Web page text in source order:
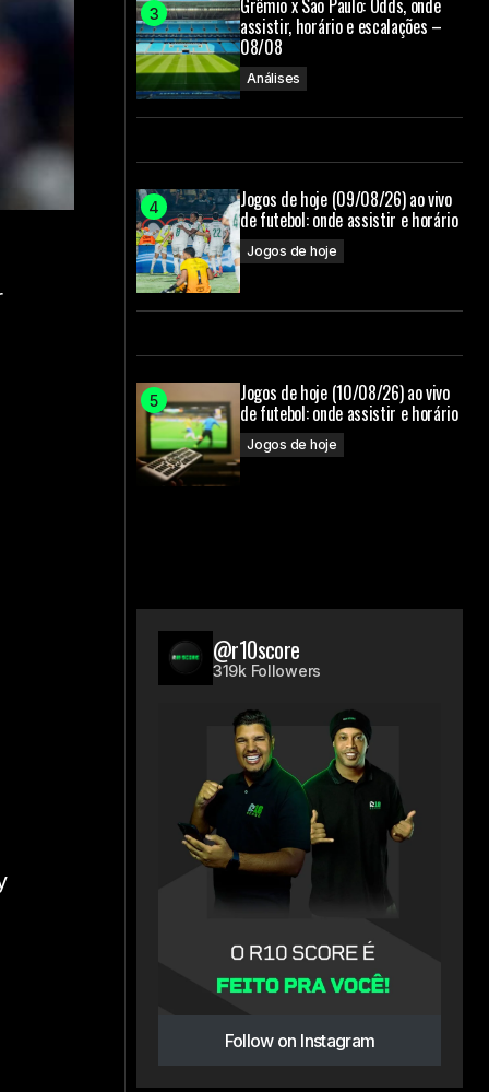
Grêmio x São Paulo: Odds, onde
assistir, horário e escalações –
08/08
Análises
Jogos de hoje (09/08/26) ao vivo
de futebol: onde assistir e horário
Jogos de hoje
Jogos de hoje (10/08/26) ao vivo
de futebol: onde assistir e horário
Jogos de hoje
@r10score
319k Followers
Follow on Instagram